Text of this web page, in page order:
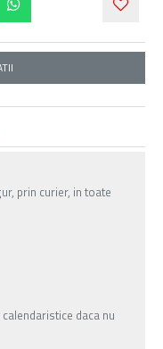
prin curier, in toate
daca nu